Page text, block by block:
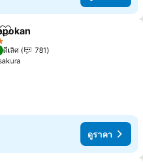
เพิ่มในรายการโปรด
ดีเลิศ
781
ดูราคา